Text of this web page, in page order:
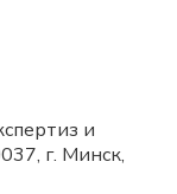
и
г. Минск,